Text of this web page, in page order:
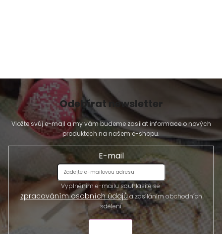
Odebírat newsletter
Vložte svůj e-mail a my vám budeme zasílat informace o nových
produktech na našem e-shopu.
E-mail
Vyplněním e-mailu souhlasíte se
zpracováním osobních údajůa zasíláním obchodních
sdělení.